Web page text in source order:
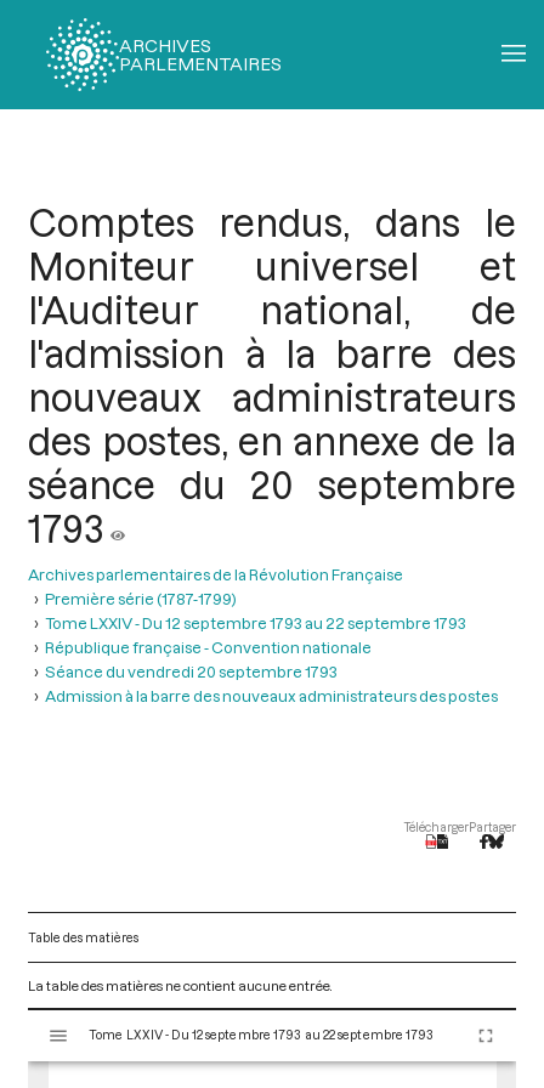
ARCHIVES
PARLEMENTAIRES
Comptes rendus, dans le
Moniteur universel et
l'Auditeur national, de
l'admission à la barre des
nouveaux administrateurs
des postes, en annexe de la
séance du 20 septembre
1793
Archives parlementaires de la Révolution Française
Première série (1787-1799)
Tome LXXIV - Du 12 septembre 1793 au 22 septembre 1793
République française - Convention nationale
Séance du vendredi 20 septembre 1793
Admission à la barre des nouveaux administrateurs des postes
TéléchargerPartager
Table des matières
La table des matières ne contient aucune entrée.
s
Tome LXXIV - Du 12 septembre 1793 au 22 septembre 1793